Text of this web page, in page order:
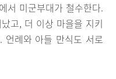
서 미군부대가 철수한다.
고, 더 이상 마을을 지키
언례와 아들 만식도 서로